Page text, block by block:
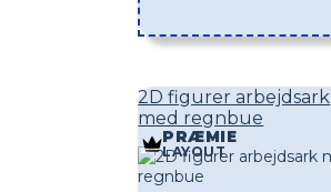
2D figurer arbejdsark
med regnbue
PRÆMIE
LAYOUT